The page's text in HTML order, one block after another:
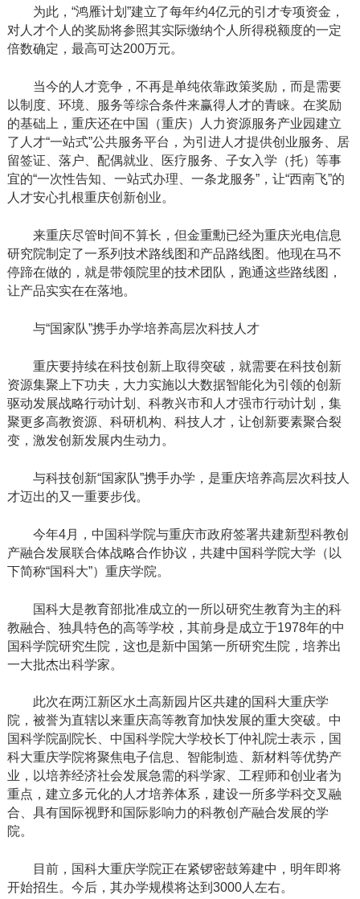
为此，“鸿雁计划”建立了每年约4亿元的引才专项资金，
对人才个人的奖励将参照其实际缴纳个人所得税额度的一定
倍数确定，最高可达200万元。
当今的人才竞争，不再是单纯依靠政策奖励，而是需要
以制度、环境、服务等综合条件来赢得人才的青睐。在奖励
的基础上，重庆还在中国（重庆）人力资源服务产业园建立
了人才“一站式”公共服务平台，为引进人才提供创业服务、居
留签证、落户、配偶就业、医疗服务、子女入学（托）等事
宜的“一次性告知、一站式办理、一条龙服务”，让“西南飞”的
人才安心扎根重庆创新创业。
来重庆尽管时间不算长，但金重勳已经为重庆光电信息
研究院制定了一系列技术路线图和产品路线图。他现在马不
停蹄在做的，就是带领院里的技术团队，跑通这些路线图，
让产品实实在在落地。
与“国家队”携手办学培养高层次科技人才
重庆要持续在科技创新上取得突破，就需要在科技创新
资源集聚上下功夫，大力实施以大数据智能化为引领的创新
驱动发展战略行动计划、科教兴市和人才强市行动计划，集
聚更多高教资源、科研机构、科技人才，让创新要素聚合裂
变，激发创新发展内生动力。
与科技创新“国家队”携手办学，是重庆培养高层次科技人
才迈出的又一重要步伐。
今年4月，中国科学院与重庆市政府签署共建新型科教创
产融合发展联合体战略合作协议，共建中国科学院大学（以
下简称“国科大”）重庆学院。
国科大是教育部批准成立的一所以研究生教育为主的科
教融合、独具特色的高等学校，其前身是成立于1978年的中
国科学院研究生院，这也是新中国第一所研究生院，培养出
一大批杰出科学家。
此次在两江新区水土高新园片区共建的国科大重庆学
院，被誉为直辖以来重庆高等教育加快发展的重大突破。中
国科学院副院长、中国科学院大学校长丁仲礼院士表示，国
科大重庆学院将聚焦电子信息、智能制造、新材料等优势产
业，以培养经济社会发展急需的科学家、工程师和创业者为
重点，建立多元化的人才培养体系，建设一所多学科交叉融
合、具有国际视野和国际影响力的科教创产融合发展的学
院。
目前，国科大重庆学院正在紧锣密鼓筹建中，明年即将
开始招生。今后，其办学规模将达到3000人左右。